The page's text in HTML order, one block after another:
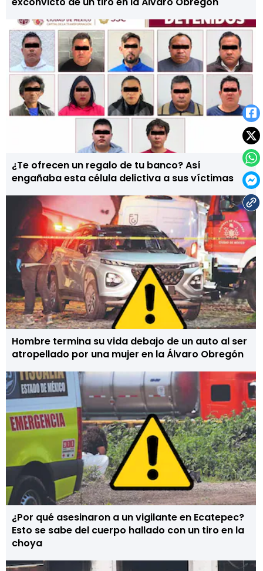
¿Te ofrecen un regalo de tu banco? Así
engañaba esta célula delictiva a sus víctimas
Hombre termina su vida debajo de un auto al ser
atropellado por una mujer en la Álvaro Obregón
¿Por qué asesinaron a un vigilante en Ecatepec?
Esto se sabe del cuerpo hallado con un tiro en la
choya